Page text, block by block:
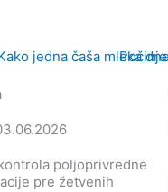
poljoprivredne
pre žetvenih